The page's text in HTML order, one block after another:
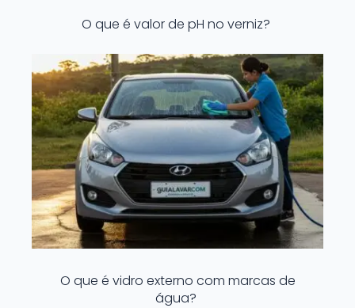
O que é valor de pH no verniz?
O que é vidro externo com marcas de
água?